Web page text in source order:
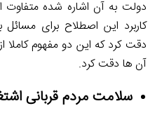
دولت به آن اشاره شده
کاربرد این اصطلاح برای مسائل
دقت کرد که این دو مفهوم کاملا
آن ها دقت کرد.
سلامت مردم قربانی